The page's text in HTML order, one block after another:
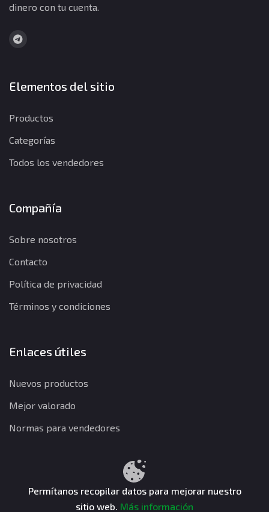
dinero con tu cuenta.
Elementos del sitio
Productos
Categorías
Todos los vendedores
Compañía
Sobre nosotros
Contacto
Política de privacidad
Términos y condiciones
Enlaces útiles
Nuevos productos
Mejor valorado
Normas para vendedores
Términos y condiciones
CuentasGO © 2026. Todos los derechos reservados.
Permítanos recopilar datos para mejorar nuestro
sitio web. Más información